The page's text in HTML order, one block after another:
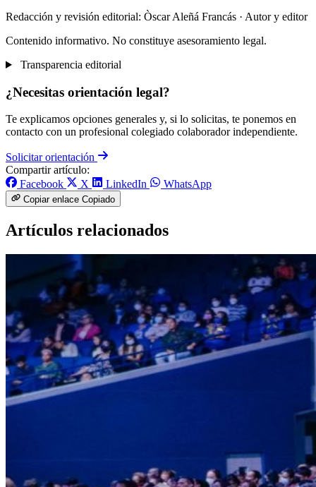
Redacción y revisión editorial: Òscar Aleñá Francás · Autor y editor
Contenido informativo. No constituye asesoramiento legal.
Transparencia editorial
¿Necesitas orientación legal?
Te explicamos opciones generales y, si lo solicitas, te ponemos en
contacto con un profesional colegiado colaborador independiente.
Solicitar orientación
Compartir artículo:
Facebook
X LinkedIn WhatsApp
Copiar enlace Copiado
Artículos relacionados